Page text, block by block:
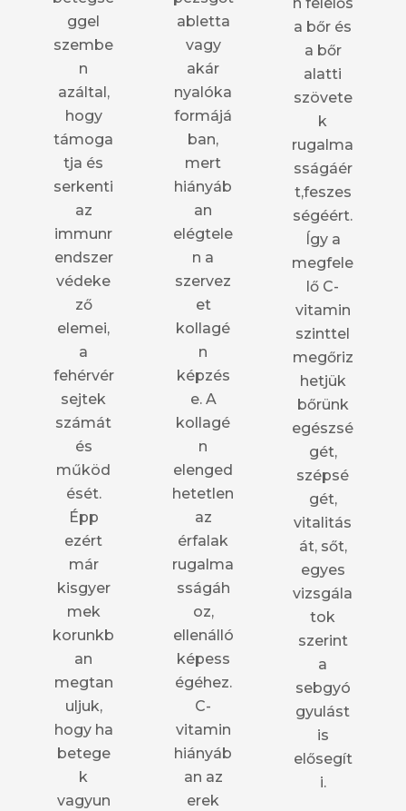
ggel
szembe
n
azáltal,
hogy
támoga
tja és
serkenti
az
immunr
endszer
védeke
ző
elemei,
a
fehérvér
sejtek
számát
és
működ
ését.
Épp
ezért
már
kisgyer
mek
korunkb
an
megtan
uljuk,
hogy ha
betege
k
vagyun
abletta
vagy
akár
nyalóka
formájá
ban,
mert
hiányáb
an
elégtele
n a
szervez
et
kollagé
n
képzés
e. A
kollagé
n
elenged
hetetlen
az
érfalak
rugalma
sságáh
oz,
ellenálló
képess
égéhez.
C-
vitamin
hiányáb
an az
erek
n felelős
a bőr és
a bőr
alatti
szövete
k
rugalma
sságáér
t,feszes
ségéért.
Így a
megfele
lő C-
vitamin
szinttel
megőriz
hetjük
bőrünk
egészsé
gét,
szépsé
gét,
vitalitás
át, sőt,
egyes
vizsgála
tok
szerint
a
sebgyó
gyulást
is
elősegít
i.